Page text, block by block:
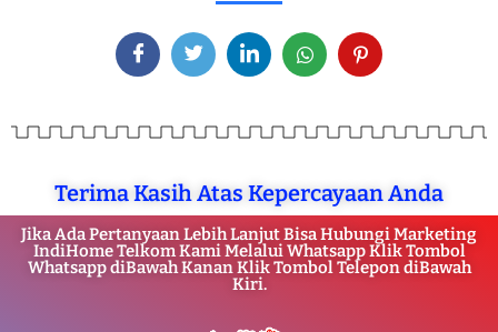
Terima Kasih Atas Kepercayaan Anda
Jika Ada Pertanyaan Lebih Lanjut Bisa Hubungi Marketing
IndiHome Telkom Kami Melalui Whatsapp Klik Tombol
Whatsapp diBawah Kanan Klik Tombol Telepon diBawah
Kiri.